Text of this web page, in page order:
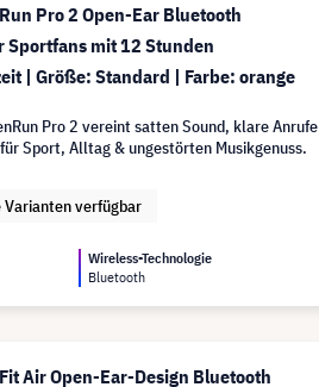
Pro 2 Open-Ear Bluetooth
Sportfans mit 12 Stunden
| Größe: Standard | Farbe: orange
Pro 2 vereint satten Sound, klare Anrufe
Sport, Alltag & ungestörten Musikgenuss.
Varianten verfügbar
Wireless-Technologie
Bluetooth
Air Open-Ear-Design Bluetooth